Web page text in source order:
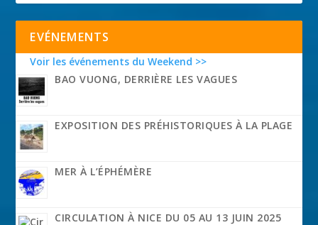
EVÉNEMENTS
Voir les événements du Weekend >>
BAO VUONG, DERRIÈRE LES VAGUES
EXPOSITION DES PRÉHISTORIQUES À LA PLAGE
MER À L’ÉPHÉMÈRE
CIRCULATION À NICE DU 05 AU 13 JUIN 2025